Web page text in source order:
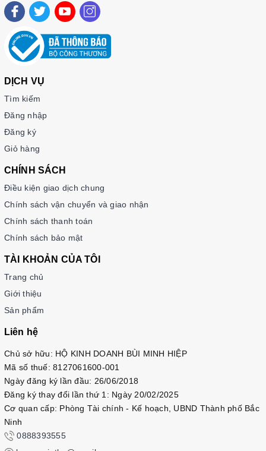
DỊCH VỤ
Tìm kiếm
Đăng nhập
Đăng ký
Giỏ hàng
CHÍNH SÁCH
Điều kiện giao dịch chung
Chính sách vận chuyển và giao nhận
Chính sách thanh toán
Chính sách bảo mật
TÀI KHOẢN CỦA TÔI
Trang chủ
Giới thiệu
Sản phẩm
Liên hệ
Chủ sở hữu: HỘ KINH DOANH BÙI MINH HIỆP
Mã số thuế: 8127061600-001
Ngày đăng ký lần đầu: 26/06/2018
Đăng ký thay đổi lần thứ 1: Ngày 20/02/2025
Cơ quan cấp: Phòng Tài chính - Kế hoạch, UBND Thành phố Bắc
Ninh
0888393555